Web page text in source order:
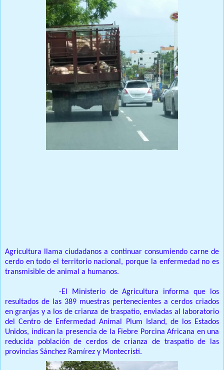
Agricultura llama ciudadanos a continuar consumiendo carne de
cerdo en todo el territorio nacional, porque la enfermedad no es
transmisible de animal a humanos.
-El Ministerio de Agricultura informa que los
resultados de las 389 muestras pertenecientes a cerdos criados
en granjas y a los de crianza de traspatio, enviadas al laboratorio
del Centro de Enfermedad Animal Plum Island, de los Estados
Unidos, indican la presencia de la Fiebre Porcina Africana en una
reducida población de cerdos de crianza de traspatio de las
provincias Sánchez Ramírez y Montecristi.